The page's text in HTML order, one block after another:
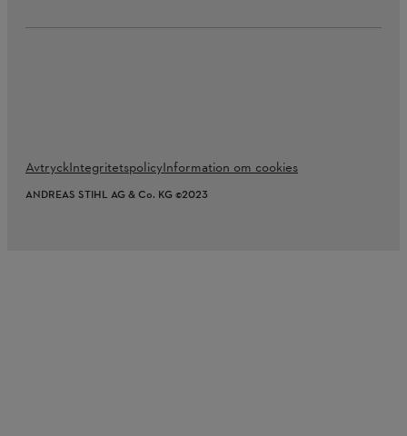
AvtryckIntegritetspolicyInformation om cookies
ANDREAS STIHL AG & Co. KG ©2023